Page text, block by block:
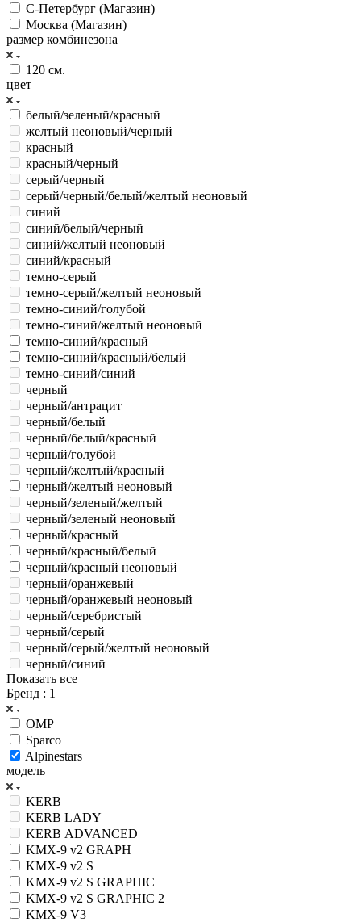
С-Петербург (Магазин)
Москва (Магазин)
размер комбинезона
120 см.
цвет
белый/зеленый/красный
желтый неоновый/черный
красный
красный/черный
серый/черный
серый/черный/белый/желтый неоновый
синий
синий/белый/черный
синий/желтый неоновый
синий/красный
темно-серый
темно-серый/желтый неоновый
темно-синий/голубой
темно-синий/желтый неоновый
темно-синий/красный
темно-синий/красный/белый
темно-синий/синий
черный
черный/антрацит
черный/белый
черный/белый/красный
черный/голубой
черный/желтый/красный
черный/желтый неоновый
черный/зеленый/желтый
черный/зеленый неоновый
черный/красный
черный/красный/белый
черный/красный неоновый
черный/оранжевый
черный/оранжевый неоновый
черный/серебристый
черный/серый
черный/серый/желтый неоновый
черный/синий
Показать все
Бренд : 1
OMP
Sparco
Alpinestars
модель
KERB
KERB LADY
KERB ADVANCED
KMX-9 v2 GRAPH
KMX-9 v2 S
KMX-9 v2 S GRAPHIC
KMX-9 v2 S GRAPHIC 2
KMX-9 V3